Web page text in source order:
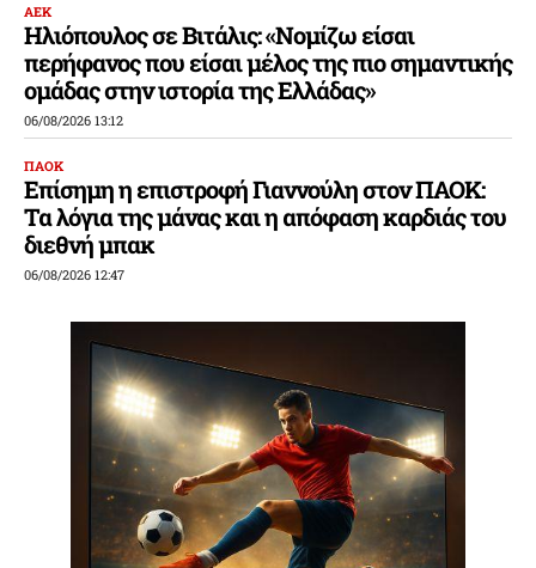
ΑΕΚ
Ηλιόπουλος σε Βιτάλις: «Νομίζω είσαι
περήφανος που είσαι μέλος της πιο σημαντικής
ομάδας στην ιστορία της Ελλάδας»
06/08/2026 13:12
ΠΑΟΚ
Επίσημη η επιστροφή Γιαννούλη στον ΠΑΟΚ:
Τα λόγια της μάνας και η απόφαση καρδιάς του
διεθνή μπακ
06/08/2026 12:47